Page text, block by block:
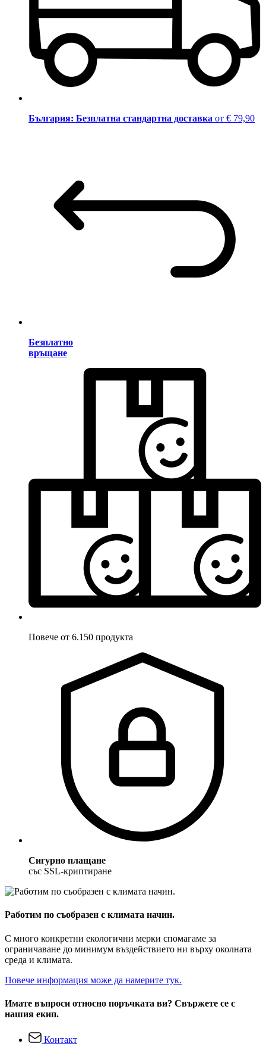
България: Безплатна стандартна доставка от € 79,90
Безплатно
връщане
Повече от 6.150 продукта
Сигурно плащане
със SSL-криптиране
Работим по съобразен с климата начин.
С много конкретни екологични мерки спомагаме за
ограничаване до минимум въздействието ни върху околната
среда и климата.
Повече информация може да намерите тук.
Имате въпроси относно поръчката ви? Свържете се с
нашия екип.
Контакт